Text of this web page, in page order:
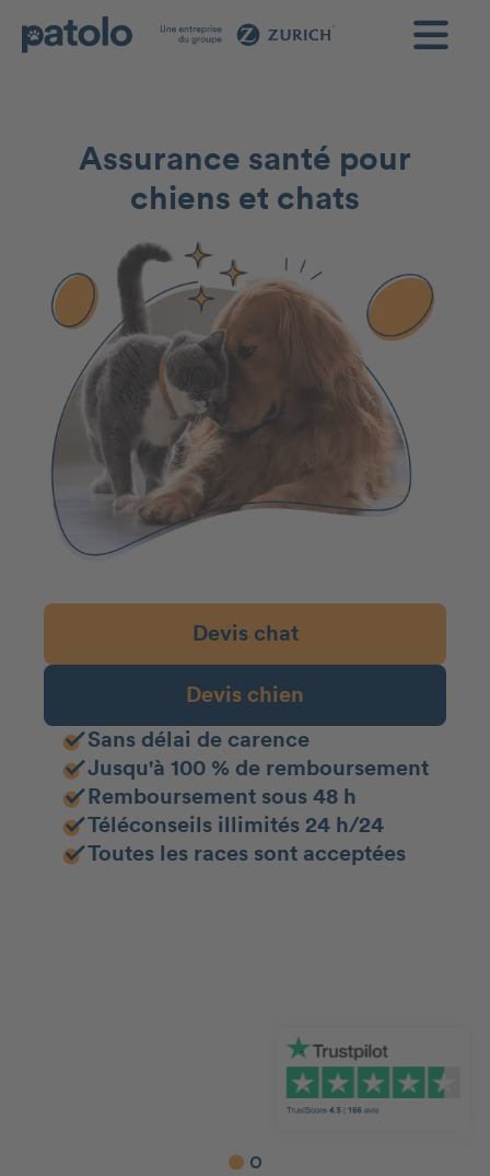
Assurance santé pour
chiens et chats
Sans délai de carence
Jusqu'à 100 % de remboursement
Remboursement sous 48 h
Téléconseils illimités 24 h/24
Toutes les races sont acceptées
Devis chat
Devis chien